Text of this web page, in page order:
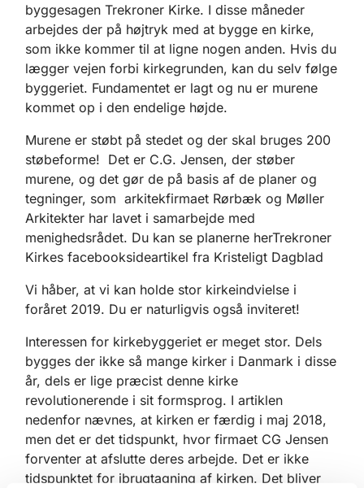
byggesagen Trekroner Kirke. I disse måneder
arbejdes der på højtryk med at bygge en kirke,
som ikke kommer til at ligne nogen anden. Hvis du
lægger vejen forbi kirkegrunden, kan du selv følge
byggeriet. Fundamentet er lagt og nu er murene
kommet op i den endelige højde.
Murene er støbt på stedet og der skal bruges 200
støbeforme! Det er C.G. Jensen, der støber
murene, og det gør de på basis af de planer og
tegninger, som arkitekfirmaet Rørbæk og Møller
Arkitekter har lavet i samarbejde med
menighedsrådet. Du kan se planerne herTrekroner
Kirkes facebooksideartikel fra Kristeligt Dagblad
Vi håber, at vi kan holde stor kirkeindvielse i
foråret 2019. Du er naturligvis også inviteret!
Interessen for kirkebyggeriet er meget stor. Dels
bygges der ikke så mange kirker i Danmark i disse
år, dels er lige præcist denne kirke
revolutionerende i sit formsprog. I artiklen
nedenfor nævnes, at kirken er færdig i maj 2018,
men det er det tidspunkt, hvor firmaet CG Jensen
forventer at afslutte deres arbejde. Det er ikke
tidspunktet for ibrugtagning af kirken. Det bliver